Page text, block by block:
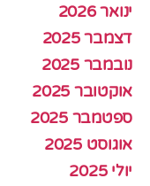
ינואר 2026
דצמבר 2025
נובמבר 2025
אוקטובר 2025
ספטמבר 2025
אוגוסט 2025
יולי 2025